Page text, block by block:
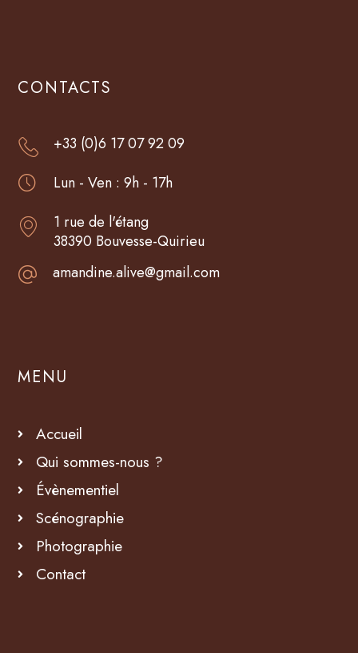
CONTACTS
+33 (0)6 17 07 92 09
Lun - Ven : 9h - 17h
1 rue de l'étang
38390 Bouvesse-Quirieu
amandine.alive@gmail.com
MENU
Accueil
Qui sommes-nous ?
Évènementiel
Scénographie
Photographie
Contact